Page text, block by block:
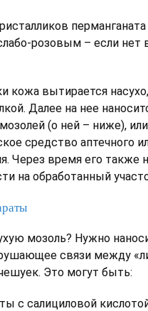
розовым – если
кожа вытирается
Далее на нее
(о ней – ниже),
средство аптечного
Через время его также
на обработанный
мозоль? Нужно
связи между
Это могут быть:
с салициловой